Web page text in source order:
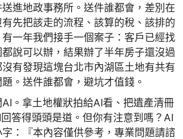
進地政事務所。送件誰都會，差別在
先把該走的流程、該算的稅、該排的
一年我們接手一個案子：客戶已經找
說可以辦，結果辦了半年房子還沒過
有發現這塊台北市內湖區土地有共有
。送件誰都會，避坑才值錢。
。拿土地權狀拍給AI看、把遺產清冊
答得頭頭是道。但你有注意到嗎？AI
：『本內容僅供參考，專業問題請諮